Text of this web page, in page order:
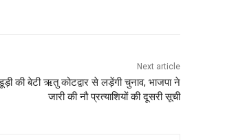
Next article
की बेटी ऋतु कोटद्वार से लड़ेंगी चुनाव, भाजपा ने
जारी की नौ प्रत्‍याशियों की दूसरी सूची